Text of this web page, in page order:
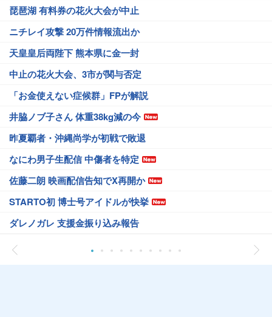
琵琶湖 有料券の花火大会が中止
ニチレイ攻撃 20万件情報流出か
天皇皇后両陛下 熊本県に金一封
中止の花火大会、3市が関与否定
「お金使えない症候群」FPが解説
井脇ノブ子さん 体重38kg減の今
昨夏覇者・沖縄尚学が初戦で敗退
なにわ男子生配信 中傷者を特定
佐藤二朗 映画配信告知でX再開か
STARTO初 博士号アイドルが快挙
ダレノガレ 支援金振り込み報告